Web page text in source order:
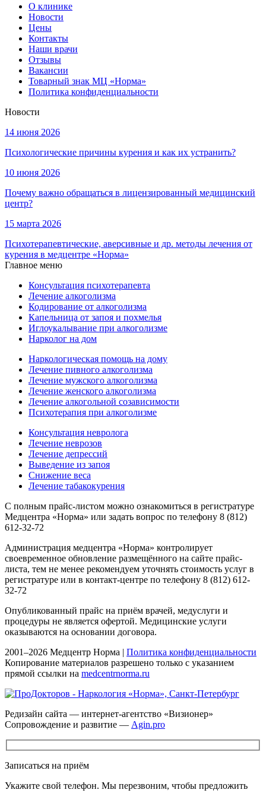
О клинике
Новости
Цены
Контакты
Наши врачи
Отзывы
Вакансии
Товарный знак МЦ «Норма»
Политика конфиденциальности
Новости
14 июня 2026
Психологические причины курения и как их устранить?
10 июня 2026
Почему важно обращаться в лицензированный медицинский
центр?
15 марта 2026
Психотерапевтические, аверсивные и др. методы лечения от
курения в медцентре «Норма»
Главное меню
Консультация психотерапевта
Лечение алкоголизма
Кодирование от алкоголизма
Капельница от запоя и похмелья
Иглоукалывание при алкоголизме
Нарколог на дом
Наркологическая помощь на дому
Лечение пивного алкоголизма
Лечение мужского алкоголизма
Лечение женского алкоголизма
Лечение алкогольной созависимости
Психотерапия при алкоголизме
Консультация невролога
Лечение неврозов
Лечение депрессий
Выведение из запоя
Снижение веса
Лечение табакокурения
С полным прайс-листом можно ознакомиться в регистратуре
Медцентра «Норма» или задать вопрос по телефону 8 (812)
612-32-72
Администрация медцентра «Норма» контролирует
своевременное обновление размещённого на сайте прайс-
листа, тем не менее рекомендуем уточнять стоимость услуг в
регистратуре или в контакт-центре по телефону 8 (812) 612-
32-72
Опубликованный прайс на приём врачей, медуслуги и
процедуры не является офертой. Медицинские услуги
оказываются на основании договора.
2001–2026 Медцентр Норма | Политика конфиденциальности
Копирование материалов разрешено только с указанием
прямой ссылки на medcentrnorma.ru
Редизайн сайта — интернет-агентство «Визионер»
Сопровождение и развитие — Agin.pro
Записаться на приём
Укажите свой телефон. Мы перезвоним, чтобы предложить